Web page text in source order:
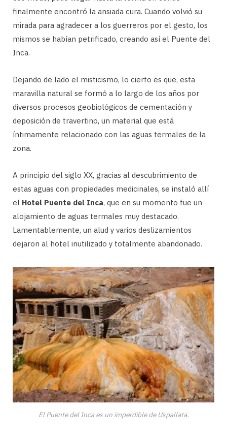
finalmente encontró la ansiada cura. Cuando volvió su
mirada para agradecer a los guerreros por el gesto, los
mismos se habían petrificado, creando así el Puente del
Inca.
Dejando de lado el misticismo, lo cierto es que, esta
maravilla natural se formó a lo largo de los años por
diversos procesos geobiológicos de cementación y
deposición de travertino, un material que está
íntimamente relacionado con las aguas termales de la
zona.
A principio del siglo XX, gracias al descubrimiento de
estas aguas con propiedades medicinales, se instaló allí
el Hotel Puente del Inca, que en su momento fue un
alojamiento de aguas termales muy destacado.
Lamentablemente, un alud y varios deslizamientos
dejaron al hotel inutilizado y totalmente abandonado.
El Puente del Inca es un imperdible de Uspallata.